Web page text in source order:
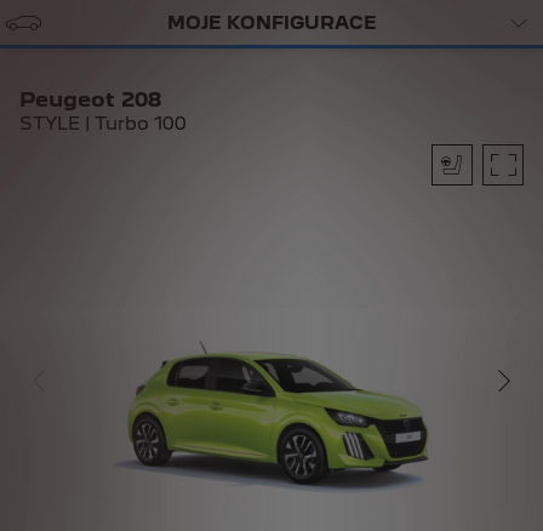
MOJE KONFIGURACE
Peugeot 208
STYLE | Turbo 100